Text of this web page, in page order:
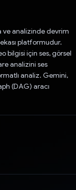
ve analizinde devrim
platformudur.
bilgisi için ses, görsel
analizini ses
analiz. Gemini,
(DAG) aracı